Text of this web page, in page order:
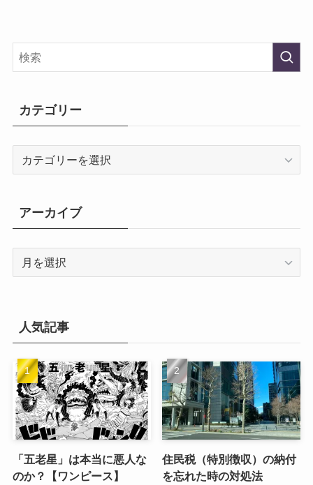
カテゴリー
リ
ー
アーカイブ
人気記事
「五老星」は本当に悪人な
のか？【ワンピース】
住民税（特別徴収）の納付
を忘れた時の対処法